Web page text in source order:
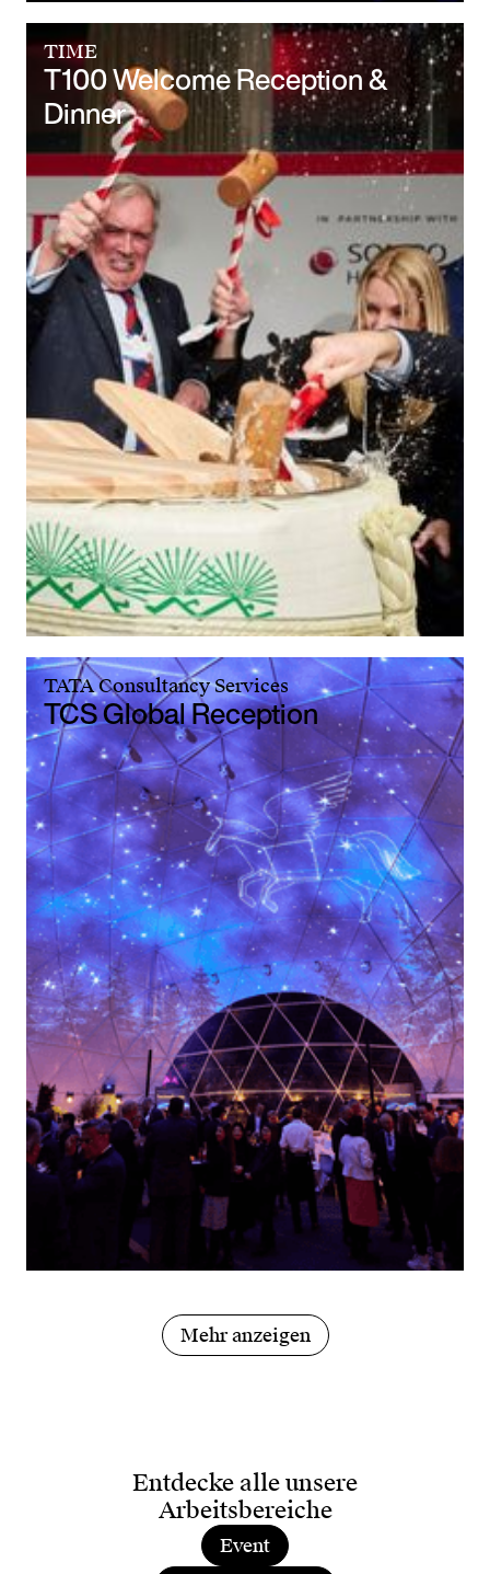
TIME
T100 Welcome Reception &
Dinner
TATA Consultancy Services
TCS Global Reception
Mehr anzeigen
Entdecke alle unsere
Arbeitsbereiche
Event